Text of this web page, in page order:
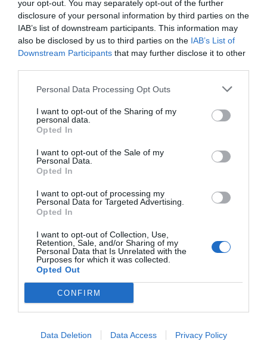
your opt-out. You may separately opt-out of the further
disclosure of your personal information by third parties on the
IAB’s list of downstream participants. This information may
also be disclosed by us to third parties on the IAB’s List of
Downstream Participants that may further disclose it to other
Personal Data Processing Opt Outs
I want to opt-out of the Sharing of my
personal data.
Opted In
I want to opt-out of the Sale of my
Personal Data.
Opted In
I want to opt-out of processing my
Personal Data for Targeted Advertising.
Opted In
I want to opt-out of Collection, Use,
Retention, Sale, and/or Sharing of my
Personal Data that Is Unrelated with the
Purposes for which it was collected.
Opted Out
CONFIRM
Data Deletion Data Access Privacy Policy